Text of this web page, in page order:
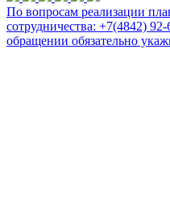
По вопросам реализации
сотрудничества: +7(4842)
обращении обязательно